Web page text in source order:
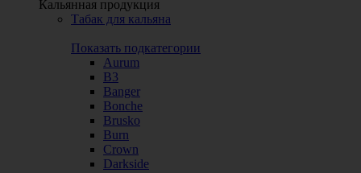
Кальянная продукция
Табак для кальяна
Показать подкатегории
Aurum
B3
Banger
Bonche
Brusko
Burn
Crown
Darkside